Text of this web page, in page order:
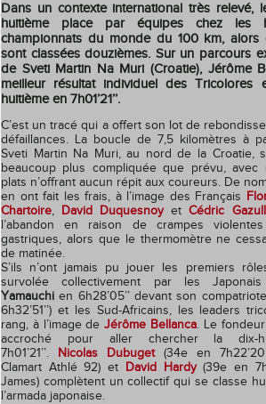
Dans un contexte international très relevé,
huitième place par équipes chez les
championnats du monde du 100 km, alors
sont classées douzièmes. Sur un parcours
de Sveti Martin Na Muri (Croatie), Jérôme
meilleur résultat individuel des Tricolores
huitième en 7h01’21’’.
C’est un tracé qui a offert son lot de
défaillances. La boucle de 7,5 kilomètres à
Sveti Martin Na Muri, au nord de la Croatie,
beaucoup plus compliquée que prévu, avec
plats n’offrant aucun répit aux coureurs. De
en ont fait les frais, à l’image des Français
Chartoire, David DuquesnoyetCédric
l’abandon en raison de crampes
gastriques, alors que le thermomètre ne
de matinée.
S’ils n’ont jamais pu jouer les premiers
survolée collectivement par les
Yamauchi en 6h28’05’’ devant son
6h32’51’’) et les Sud-Africains, les leaders
rang, à l’image deJérôme Bellanca. Le
accroché pour aller chercher la dix-
7h01’21’’.
Nicolas Dubuget(34e en
Clamart Athlé 92) et
David Hardy(39e en
James) complètent un collectif qui se classe
l’armada japonaise.